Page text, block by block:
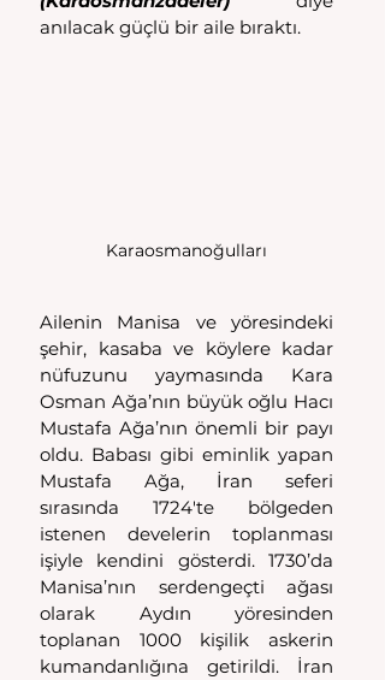
anılacak güçlü bir aile bıraktı.
Karaosmanoğulları
Ailenin Manisa ve yöresindeki
şehir, kasaba ve köylere kadar
nüfuzunu yaymasında Kara
Osman Ağa’nın büyük oğlu Hacı
Mustafa Ağa’nın önemli bir payı
oldu. Babası gibi eminlik yapan
Mustafa Ağa, İran seferi
sırasında 1724'te bölgeden
istenen develerin toplanması
işiyle kendini gösterdi. 1730’da
Manisa’nın serdengeçti ağası
olarak Aydın yöresinden
toplanan 1000 kişilik askerin
kumandanlığına getirildi. İran